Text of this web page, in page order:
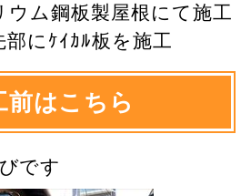
ウム鋼板製屋根にて施工
にｹｲｶﾙ板を施工
前はこちら
です